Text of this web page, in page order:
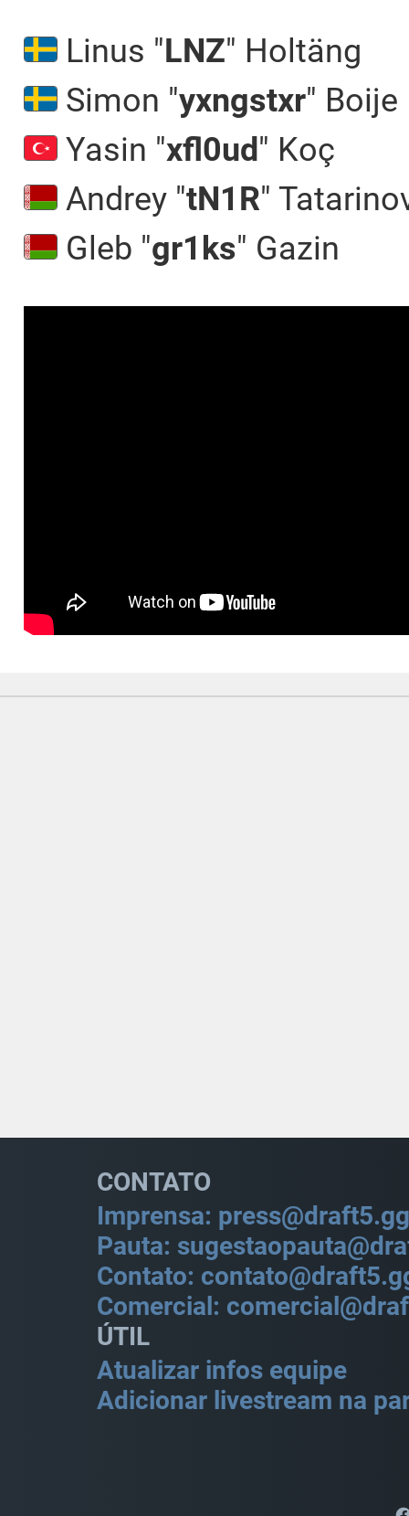
Linus "LNZ⁠" Holtäng
Simon "yxngstxr" Boije
Yasin "xfl0ud" Koç
Andrey "tN1R"
Gleb "gr1ks" Gazin
CONTATO
Imprensa: press@draft5.gg
Pauta:
Contato:
Comercial:
ÚTIL
Atualizar infos equipe
Adicionar livestream na